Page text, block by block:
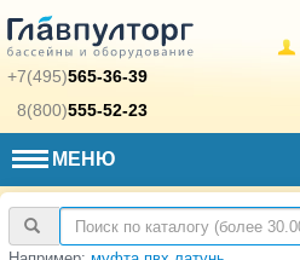
+7(495)565-36-39
8(800)555-52-23
МЕНЮ